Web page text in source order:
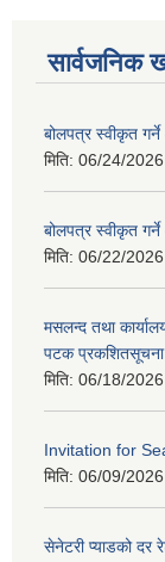
सार्वजनिक
बोलपत्र स्वीकृत
मिति: 06/24/
बोलपत्र स्वीकृत
मिति: 06/22/
मसलन्द तथा
पटक प्रकशितसूचना
मिति: 06/18/
Invitation for
मिति: 06/09/
सेनेटरी प्याडको दर